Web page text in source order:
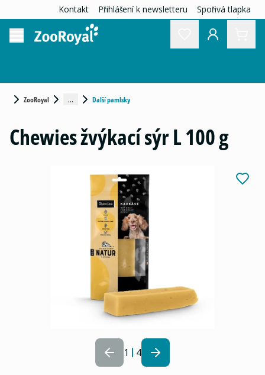
Kontakt Přihlášení k newsletteru Spořivá tlapka
ZooRoyal ... Další pamlsky
1 4
Chewies žvýkací sýr L 100 g